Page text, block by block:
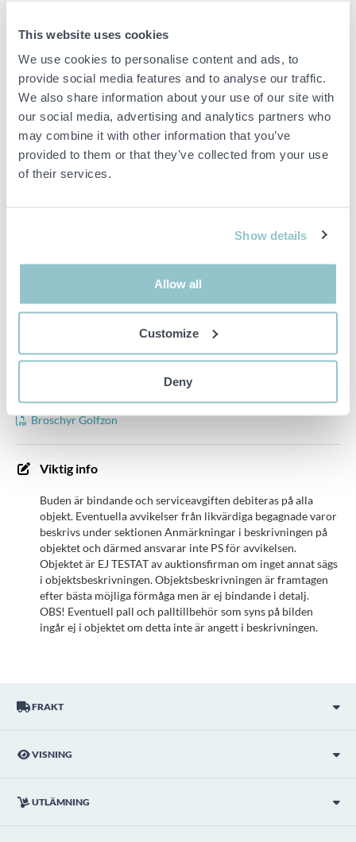
This website uses cookies
We use cookies to personalise content and ads, to
provide social media features and to analyse our traffic.
We also share information about your use of our site with
our social media, advertising and analytics partners who
may combine it with other information that you’ve
provided to them or that they’ve collected from your use
of their services.
Show details
Allow all
Customize
Deny
FRAKT
VISNING
UTLÄMNING
högerspelare)
3. Vision Plus (Endast högerspelare)
Tillbehör:Duk & Projektor medföljer
Kylskåp:
Kylskåp kollad till Neverclosed så man öppnar via
Övrigt:
Bås behöver byggas utav köpande kund, konstruktionsritningar
Se bifogad broschyr för att läsa mer om simulatorerna
Nypris: 132,950€/1,445,962kr
Frakt inom Sverige ingår
Objektet måste vara ute ur säljande kunds lokaler senast den
30/6.
Broschyr Golfzon
Viktig info
Buden är bindande och serviceavgiften debiteras på alla
objekt. Eventuella avvikelser från likvärdiga begagnade varor
beskrivs under sektionen Anmärkningar i beskrivningen på
objektet och därmed ansvarar inte PS för avvikelsen.
Objektet är EJ TESTAT av auktionsfirman om inget annat sägs
i objektsbeskrivningen. Objektsbeskrivningen är framtagen
efter bästa möjliga förmåga men är ej bindande i detalj.
OBS! Eventuell pall och palltillbehör som syns på bilden
ingår ej i objektet om detta inte är angett i beskrivningen.